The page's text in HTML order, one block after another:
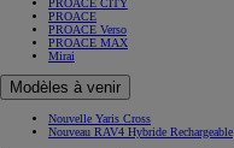
PROACE
PROACE Verso
PROACE MAX
Mirai
Modèles à venir
Nouvelle Yaris Cross
Nouveau RAV4 Hybride Rechargeable